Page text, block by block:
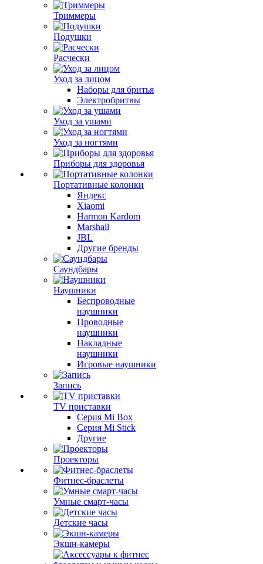
Триммеры
Подушки
Расчески
Уход за лицом
Наборы для бритья
Электробритвы
Уход за ушами
Уход за ногтями
Приборы для здоровья
Портативные колонки
Яндекс
Xiaomi
Harmon Kardom
Marshall
JBL
Другие бренды
Саундбары
Наушники
Беспроводные
наушники
Проводные
наушники
Накладные
наушники
Игровые наушники
Запись
TV приставки
Серия Mi Box
Серия Mi Stick
Другие
Проекторы
Фитнес-браслеты
Умные смарт-часы
Детские часы
Экшн-камеры